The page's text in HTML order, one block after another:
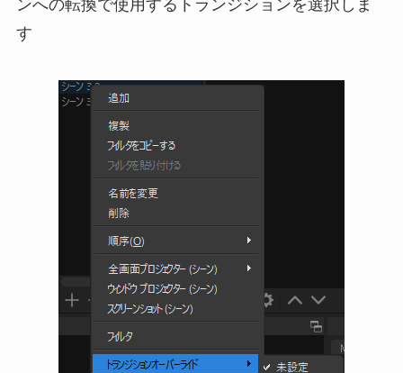
ンへの転換で使用するトランジションを選択しま
す